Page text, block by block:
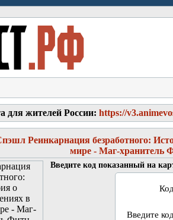
для жителей России: https://
Реинкарнация безработного:
мире - Маг-хранитель
Введите код показанный на
Введите